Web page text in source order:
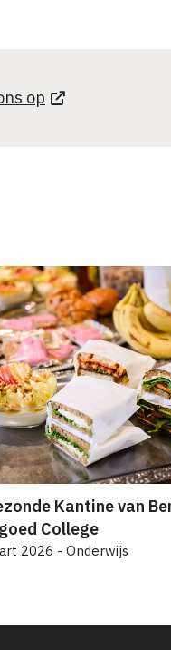
op
Kantine van
College
2026 - Onderwijs